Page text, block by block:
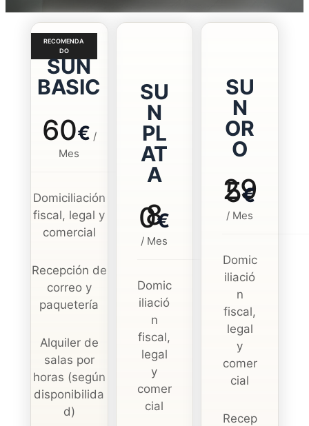
SUN
BASIC
60€ /
Mes
Domiciliación
fiscal, legal y
comercial
Recepción de
correo y
paquetería
Alquiler de
salas por
horas (según
disponibilida
d)
SU
N
PL
AT
A
8
0€
/ Mes
Domic
iliació
n
fiscal,
legal
y
comer
cial
SU
N
OR
O
29
5€
/ Mes
Domic
iliació
n
fiscal,
legal
y
comer
cial
Recep